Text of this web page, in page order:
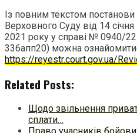
Із повним текстом
Верховного Суду від 14 січня
2021 року у справі № 0940/
336апп20) можна
https://reyestr.court.gov.ua/
Related Posts:
Щодо звільнення
сплати…